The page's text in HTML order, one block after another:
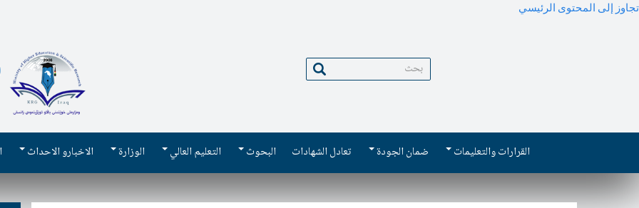
تجاوز إلى المحتوى الرئيسي
بحث
Main
navigation الاخبارو الاحداث الوزارة التعليم العالي البحوث تعادل الشهادات ضمان الجودة القرارات والتعليمات